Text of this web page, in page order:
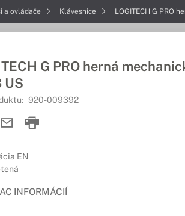
a ovládače Klávesnice LOGITECH G PRO
G PRO herná
US
920-009392
EN
INFORMÁCIÍ